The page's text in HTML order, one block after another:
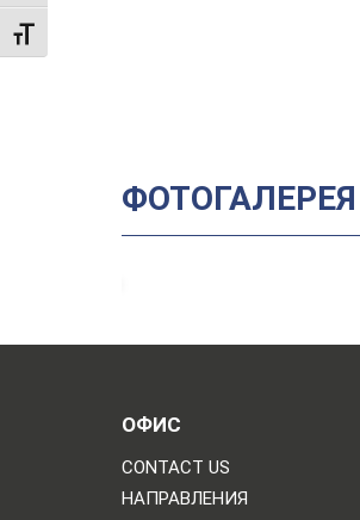
TOGGLE FONT SIZE
ФОТОГАЛЕРЕЯ
ОФИС
CONTACT US
НАПРАВЛЕНИЯ